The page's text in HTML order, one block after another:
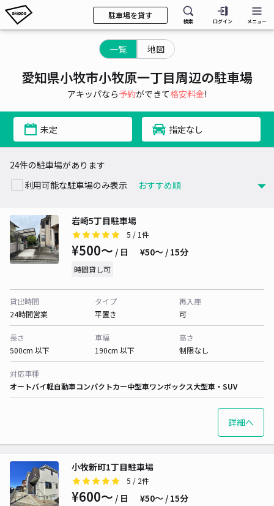
駐車場を貸す
検索 ログイン メニュー
一覧 地図
愛知県小牧市小牧原一丁目周辺の駐車場
アキッパなら予約ができて格安料金!
未定 指定なし
24件の駐車場があります
利用可能な駐車場のみ表示
岩崎5丁目駐車場
5 / 1件
¥500〜 / 日 ¥50〜 / 15分
時間貸し可
貸出時間
24時間営業
タイプ
平置き
再入庫
可
長さ
500cm 以下
車幅
190cm 以下
高さ
制限なし
対応車種
オートバイ軽自動車コンパクトカー中型車ワンボックス大型車・SUV
詳細へ
小牧新町1丁目駐車場
5 / 2件
¥600〜 / 日 ¥50〜 / 15分